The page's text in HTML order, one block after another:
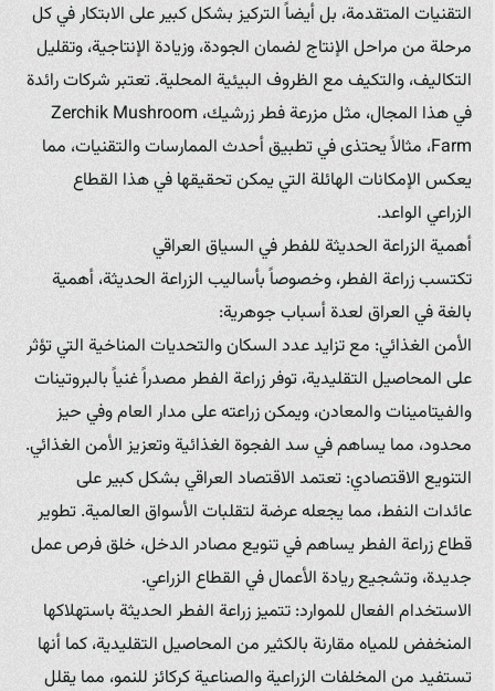
التقنيات المتقدمة، بل أيضاً التركيز بشكل كبير على الابتكار في كل
مرحلة من مراحل الإنتاج لضمان الجودة، وزيادة الإنتاجية، وتقليل
التكاليف، والتكيف مع الظروف البيئية المحلية. تعتبر شركات رائدة
في هذا المجال، مثل مزرعة فطر زرشيك، Zerchik Mushroom
Farm، مثالاً يحتذى في تطبيق أحدث الممارسات والتقنيات، مما
يعكس الإمكانات الهائلة التي يمكن تحقيقها في هذا القطاع
الزراعي الواعد.
أهمية الزراعة الحديثة للفطر في السياق العراقي
تكتسب زراعة الفطر، وخصوصاً بأساليب الزراعة الحديثة، أهمية
بالغة في العراق لعدة أسباب جوهرية:
الأمن الغذائي: مع تزايد عدد السكان والتحديات المناخية التي تؤثر
على المحاصيل التقليدية، توفر زراعة الفطر مصدراً غنياً بالبروتينات
والفيتامينات والمعادن، ويمكن زراعته على مدار العام وفي حيز
محدود، مما يساهم في سد الفجوة الغذائية وتعزيز الأمن الغذائي.
التنويع الاقتصادي: تعتمد الاقتصاد العراقي بشكل كبير على
عائدات النفط، مما يجعله عرضة لتقلبات الأسواق العالمية. تطوير
قطاع زراعة الفطر يساهم في تنويع مصادر الدخل، خلق فرص عمل
جديدة، وتشجيع ريادة الأعمال في القطاع الزراعي.
الاستخدام الفعال للموارد: تتميز زراعة الفطر الحديثة باستهلاكها
المنخفض للمياه مقارنة بالكثير من المحاصيل التقليدية، كما أنها
تستفيد من المخلفات الزراعية والصناعية كركائز للنمو، مما يقلل